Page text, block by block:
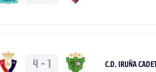
4 -1 C.D. IRUÑA